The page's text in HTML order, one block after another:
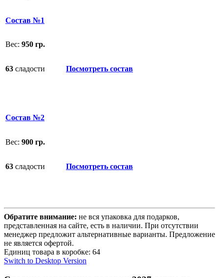
Состав №1
Вес: 950 гр.
63 сладости Посмотреть состав
Состав №2
Вес: 900 гр.
63 сладости Посмотреть состав
Обратите внимание: не вся упаковка для подарков,
представленная на сайте, есть в наличии. При отсутствии
менеджер предложит альтернативные варианты. Предложение
не является офертой.
Единиц товара в коробке: 64
Switch to Desktop Version